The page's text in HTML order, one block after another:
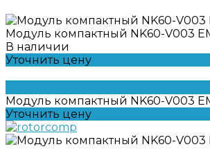
Модуль компактный NK60-V003
В наличии
Уточнить цену
Модуль компактный NK60-V003
Уточнить цену